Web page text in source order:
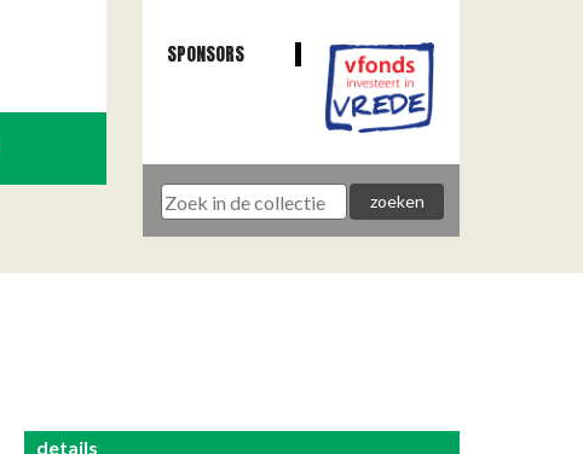
SPONSORS
details